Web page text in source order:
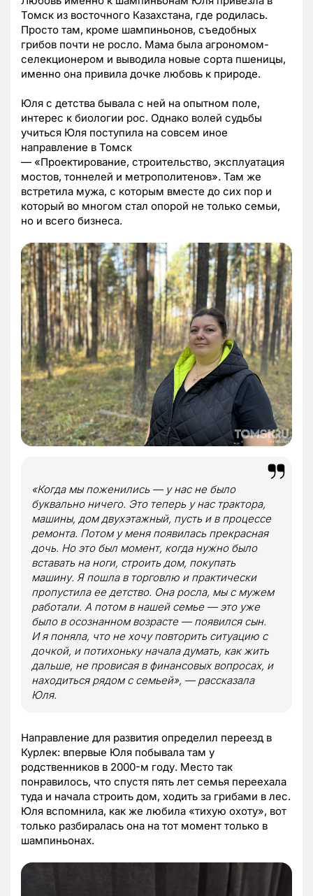
Томск из восточного Казахстана, где родилась.
Просто там, кроме шампиньонов, съедобных
грибов почти не росло. Мама была агрономом-
селекционером и выводила новые сорта пшеницы,
именно она привила дочке любовь к природе.
Юля с детства бывала с ней на опытном поле,
интерес к биологии рос. Однако волей судьбы
учиться Юля поступила на совсем иное
направление в Томск
— «Проектирование, строительство, эксплуатация
мостов, тоннелей и метрополитенов». Там же
встретила мужа, с которым вместе до сих пор и
который во многом стал опорой не только семьи,
но и всего бизнеса.
«Когда мы поженились — у нас не было
буквально ничего. Это теперь у нас трактора,
машины, дом двухэтажный, пусть и в процессе
ремонта. Потом у меня появилась прекрасная
дочь. Но это был момент, когда нужно было
вставать на ноги, строить дом, покупать
машину. Я пошла в торговлю и практически
пропустила ее детство. Она росла, мы с мужем
работали. А потом в нашей семье — это уже
было в осознанном возрасте — появился сын.
И я поняла, что не хочу повторить ситуацию с
дочкой, и потихоньку начала думать, как жить
дальше, не провисая в финансовых вопросах, и
находиться рядом с семьей», — рассказала
Юля.
Направление для развития определил переезд в
Курлек: впервые Юля побывала там у
родственников в 2000-м году. Место так
понравилось, что спустя пять лет семья переехала
туда и начала строить дом, ходить за грибами в лес.
Юля вспомнила, как же любила «тихую охоту», вот
только разбиралась она на тот момент только в
шампиньонах.